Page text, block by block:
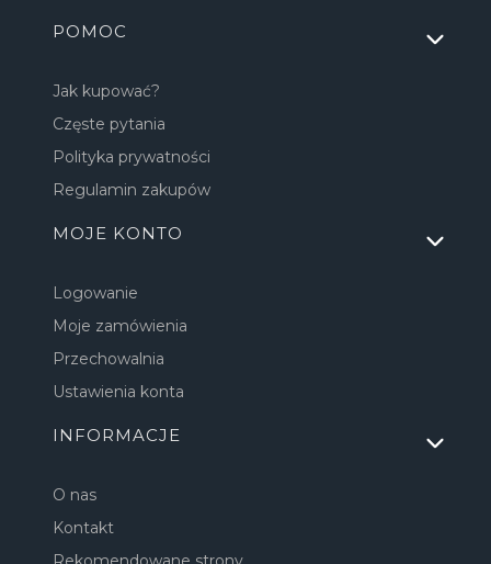
POMOC
Jak kupować?
Częste pytania
Polityka prywatności
Regulamin zakupów
MOJE KONTO
Logowanie
Moje zamówienia
Przechowalnia
Ustawienia konta
INFORMACJE
O nas
Kontakt